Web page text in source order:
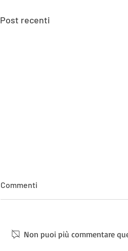
Post recenti
Commenti
Non puoi più commentare